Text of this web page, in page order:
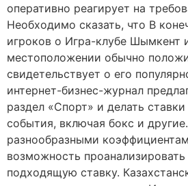
оперативно реагирует на
Необходимо сказать, что В
игроков о Игра-клубе Шымкент
местоположении обычно
свидетельствует о его
интернет-бизнес-журнал
раздел «Спорт» и делать
события, включая бокс и
разнообразными
возможность
подходящую ставку.